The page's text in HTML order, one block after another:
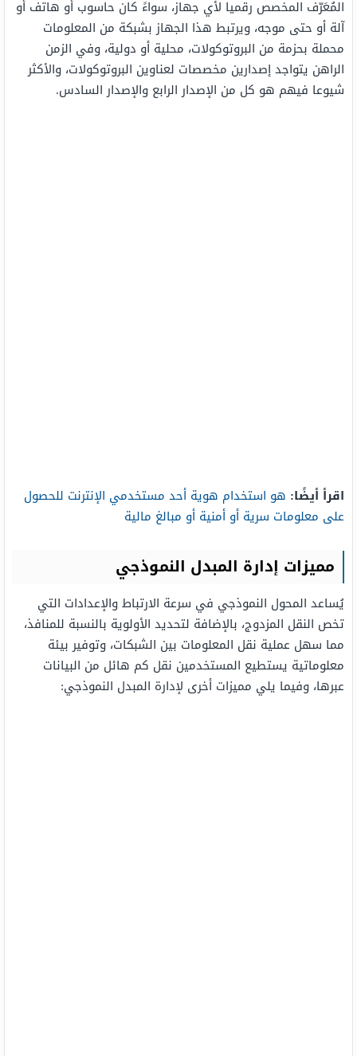
المُعَرّف المخصص رقميا لأي جهاز، سواءً كان حاسوب أو هاتف أو
آلة أو حتى موجه، ويرتبط هذا الجهاز بشبكة من المعلومات
محملة بحزمة من البروتوكولات، محلية أو دولية، وفي الزمن
الراهن يتواجد إصدارين مخصصات لعناوين البروتوكولات، والأكثر
شيوعا فيهم هو كل من الإصدار الرابع والإصدار السادس.
اقرأ أيضًا: هو استخدام هوية أحد مستخدمي الإنترنت للحصول
على معلومات سرية أو أمنية أو مبالغ مالية
مميزات إدارة المبدل النموذجي
يُساعد المحول النموذجي في سرعة الارتباط والإعدادات التي
تخص النقل المزدوج، بالإضافة لتحديد الأولوية بالنسبة للمنافذ،
مما سهل عملية نقل المعلومات بين الشبكات، وتوفير بيئة
معلوماتية يستطيع المستخدمين نقل كم هائل من البيانات
عبرها، وفيما يلي مميزات أخرى لإدارة المبدل النموذجي: